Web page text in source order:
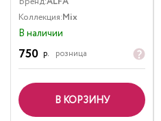
Коллекция:Mix
В наличии
750 р. розница
В КОРЗИНУ